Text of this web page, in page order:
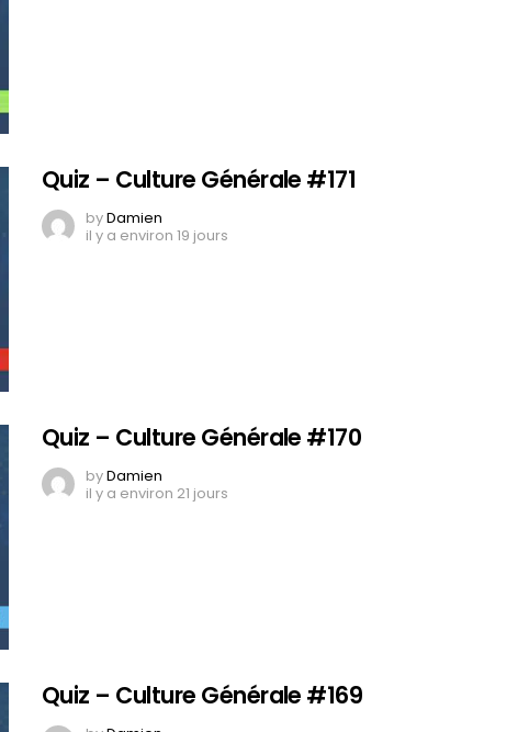
Quiz – Culture Générale #171
byDamien
il y a environ 19 jours
Quiz – Culture Générale #170
byDamien
il y a environ 21 jours
Quiz – Culture Générale #169